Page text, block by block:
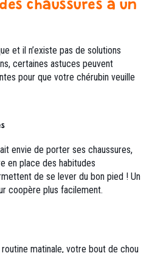
chaussures à un
et il n’existe pas de solutions
certaines astuces peuvent
pour que votre chérubin veuille
envie de porter ses chaussures,
en place des habitudes
de se lever du bon pied ! Un
coopère plus facilement.
matinale, votre bout de chou